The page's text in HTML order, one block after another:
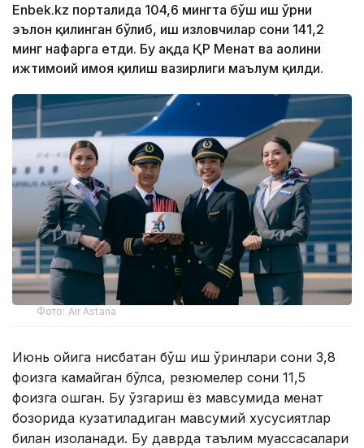
Enbek.kz порталида 104,6 мингта бўш иш ўрни
эълон қилинган бўлиб, иш изловчилар сони 141,2
минг нафарга етди. Бу ҳақда ҚР Меҳнат ва аҳолини
ижтимоий ҳимоя қилиш вазирлиги маълум қилди.
Фото: Air Astana
Июнь ойига нисбатан бўш иш ўринлари сони 3,8
фоизга камайган бўлса, резюмелер сони 11,5
фоизга ошган. Бу ўзгариш ёз мавсумида меҳнат
бозорида кузатиладиган мавсумий хусусиятлар
билан изоҳланади. Бу даврда таълим муассасалари